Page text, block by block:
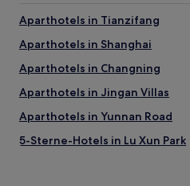
Aparthotels in Tianzifang
Aparthotels in Shanghai
Aparthotels in Changning
Aparthotels in Jingan Villas
Aparthotels in Yunnan Road
5-Sterne-Hotels in Lu Xun Park